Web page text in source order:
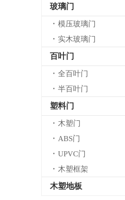
玻璃门
模压玻璃门
实木玻璃门
百叶门
全百叶门
半百叶门
塑料门
木塑门
ABS门
UPVC门
木塑框架
木塑地板